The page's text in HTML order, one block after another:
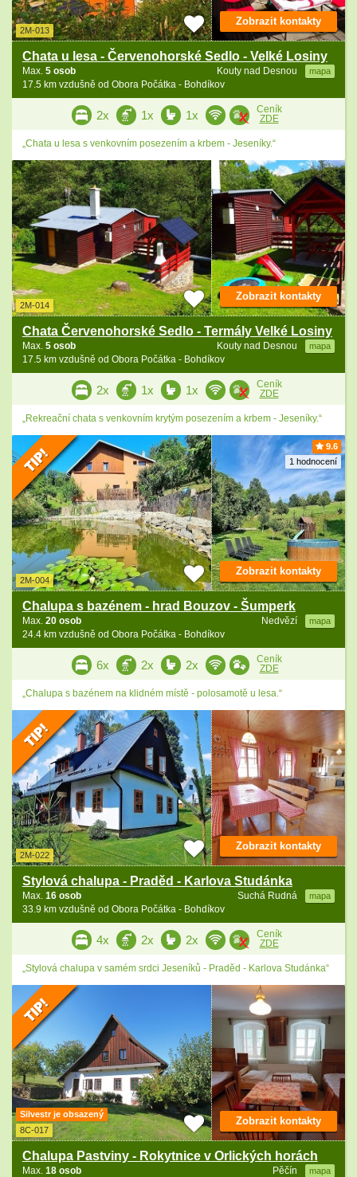
2M-013
Chata u lesa - Červenohorské Sedlo - Velké Losiny
Kouty nad Desnou mapa
Max. 5 osob
17.5 km vzdušně od Obora Počátka - Bohdíkov
Zobrazit kontakty
2x 1x 1x
Ceník
ZDE
„Chata u lesa s venkovním posezením a krbem - Jeseníky.“
2M-014
Chata Červenohorské Sedlo - Termály Velké Losiny
Kouty nad Desnou mapa
Max. 5 osob
17.5 km vzdušně od Obora Počátka - Bohdíkov
Zobrazit kontakty
2x 1x 1x
Ceník
ZDE
„Rekreační chata s venkovním krytým posezením a krbem - Jeseníky.“
9.6
1 hodnocení
2M-004
Chalupa s bazénem - hrad Bouzov - Šumperk
Nedvězí mapa
Max. 20 osob
24.4 km vzdušně od Obora Počátka - Bohdíkov
Zobrazit kontakty
6x 2x 2x
Ceník
ZDE
„Chalupa s bazénem na klidném místě - polosamotě u lesa.“
2M-022
Stylová chalupa - Praděd - Karlova Studánka
Suchá Rudná mapa
Max. 16 osob
33.9 km vzdušně od Obora Počátka - Bohdíkov
Zobrazit kontakty
4x 2x 2x
Ceník
ZDE
„Stylová chalupa v samém srdci Jeseníků - Praděd - Karlova Studánka“
Silvestr je obsazený
8C-017
Chalupa Pastviny - Rokytnice v Orlických horách
Pěčín mapa
Max. 18 osob
Zobrazit kontakty